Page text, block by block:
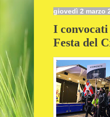
giovedì 2 marzo
I
Festa del